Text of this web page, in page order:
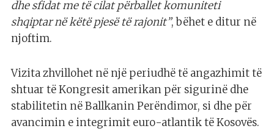
dhe sfidat me të cilat përballet komuniteti
shqiptar në këtë pjesë të rajonit”, bëhet e ditur në
njoftim.
Vizita zhvillohet në një periudhë të angazhimit të
shtuar të Kongresit amerikan për sigurinë dhe
stabilitetin në Ballkanin Perëndimor, si dhe për
avancimin e integrimit euro-atlantik të Kosovës.